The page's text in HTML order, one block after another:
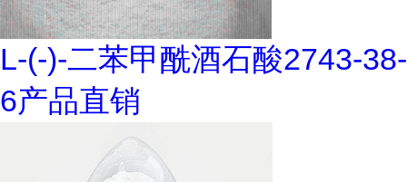
L-(-)-二苯甲酰酒石酸2743-38-
6产品直销